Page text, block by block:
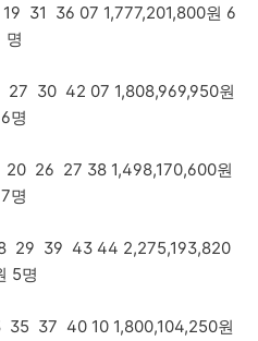
31 36 07 1,777,201,800원 6
명
30 42 07 1,808,969,950원
6명
26 27 38 1,498,170,600원
7명
29 39 43 44 2,275,193,820
5명
37 40 10 1,800,104,250원